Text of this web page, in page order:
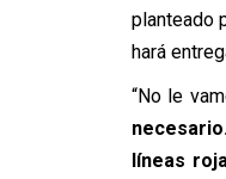
planteado
hará
“No le
líneas